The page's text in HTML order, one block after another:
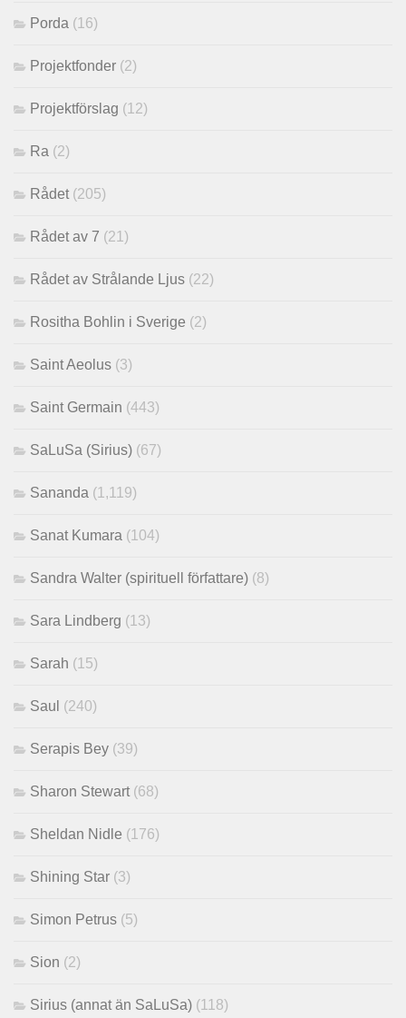
Porda (16)
Projektfonder (2)
Projektförslag (12)
Ra (2)
Rådet (205)
Rådet av 7 (21)
Rådet av Strålande Ljus (22)
Rositha Bohlin i Sverige (2)
Saint Aeolus (3)
Saint Germain (443)
SaLuSa (Sirius) (67)
Sananda (1,119)
Sanat Kumara (104)
Sandra Walter (spirituell författare) (8)
Sara Lindberg (13)
Sarah (15)
Saul (240)
Serapis Bey (39)
Sharon Stewart (68)
Sheldan Nidle (176)
Shining Star (3)
Simon Petrus (5)
Sion (2)
Sirius (annat än SaLuSa) (118)